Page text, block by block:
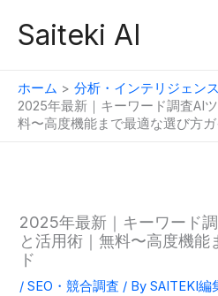
Saiteki AI
ホーム 分析・インテリジェンス
2025年最新｜キーワード調査AI
料〜高度機能まで最適な選び方ガ
2025年最新｜キーワード
と活用術｜無料〜高度機能
ド
/SEO・競合調査 / BySAITEKI編